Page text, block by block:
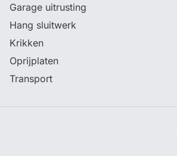
Garage uitrusting
Hang sluitwerk
Krikken
Oprijplaten
Transport